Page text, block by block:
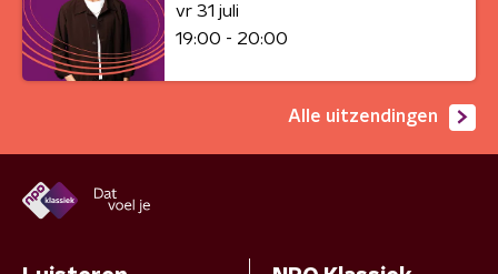
vr 31 juli
19:00 - 20:00
Alle uitzendingen